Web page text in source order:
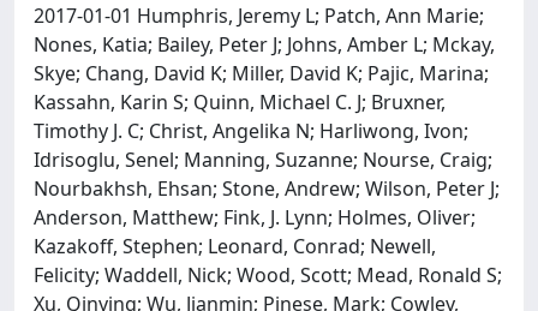
2017-01-01 Humphris, Jeremy L; Patch, Ann Marie;
Nones, Katia; Bailey, Peter J; Johns, Amber L; Mckay,
Skye; Chang, David K; Miller, David K; Pajic, Marina;
Kassahn, Karin S; Quinn, Michael C. J; Bruxner,
Timothy J. C; Christ, Angelika N; Harliwong, Ivon;
Idrisoglu, Senel; Manning, Suzanne; Nourse, Craig;
Nourbakhsh, Ehsan; Stone, Andrew; Wilson, Peter J;
Anderson, Matthew; Fink, J. Lynn; Holmes, Oliver;
Kazakoff, Stephen; Leonard, Conrad; Newell,
Felicity; Waddell, Nick; Wood, Scott; Mead, Ronald S;
Xu, Qinying; Wu, Jianmin; Pinese, Mark; Cowley,